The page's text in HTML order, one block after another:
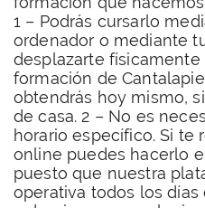
1 – Podrás cursarlo
ordenador o mediante
desplazarte
formación de
obtendrás hoy mismo,
de casa. 2 – No es
horario específico. Si te
online puedes hacerlo
puesto que nuestra
operativa todos los